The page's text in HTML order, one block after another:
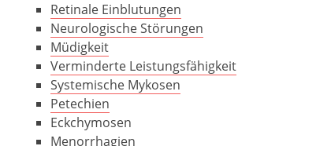
Retinale Einblutungen
Neurologische Störungen
Müdigkeit
Verminderte Leistungsfähigkeit
Systemische Mykosen
Petechien
Eckchymosen
Menorrhagien